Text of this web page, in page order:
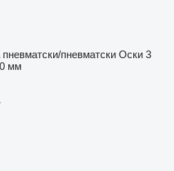
пневматски/пневматски Оски 3
мм